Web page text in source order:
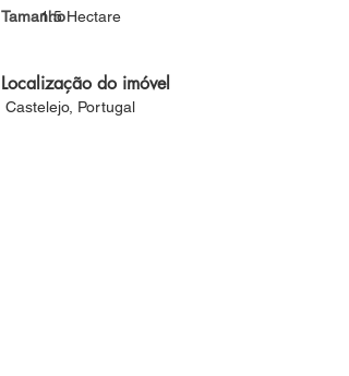
Tamanho1.5 Hectare
Localização do imóvel
Castelejo, Portugal